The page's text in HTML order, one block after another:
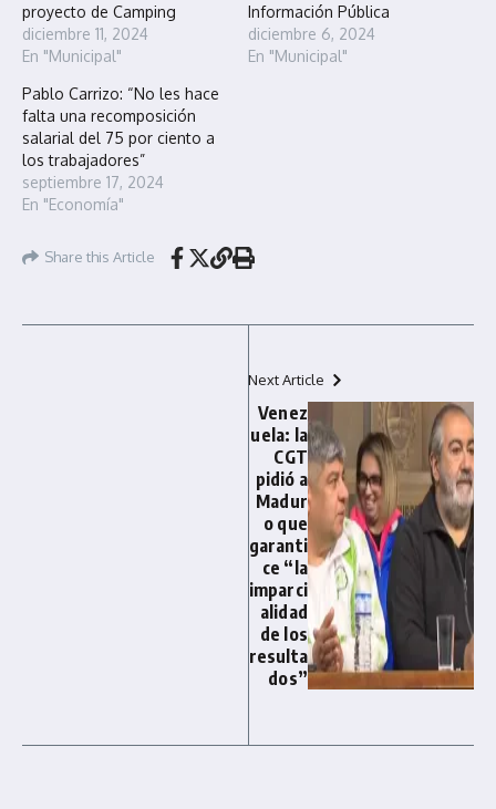
proyecto de Camping
diciembre 11, 2024
En "Municipal"
Información Pública
diciembre 6, 2024
En "Municipal"
Pablo Carrizo: “No les hace
falta una recomposición
salarial del 75 por ciento a
los trabajadores”
septiembre 17, 2024
En "Economía"
Share this Article
Next Article
Venez
uela: la
CGT
pidió a
Madur
o que
garanti
ce “la
imparci
alidad
de los
resulta
dos”